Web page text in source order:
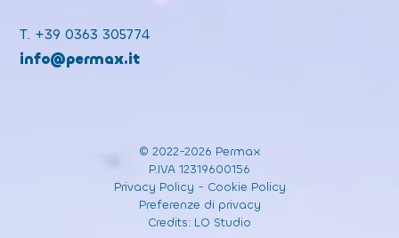
T. +39 0363 305774
info@permax.it
© 2022-2026 Permax
P.IVA 12319600156
Privacy Policy - Cookie Policy
Preferenze di privacy
Credits: LO Studio